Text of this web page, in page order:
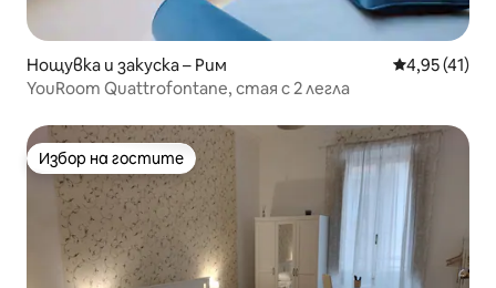
Нощувка и закуска – Рим Средна
4,95 (41)
YouRoom Quattrofontane, стая с 2 легла
Избор на гостите
Избор на гостите